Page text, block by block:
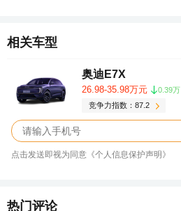
相关车型
奥迪E7X
26.98-35.98万元
0.39万
竞争力指数：87.2
点击发送即视为同意《个人信息保护声明》
热门评论